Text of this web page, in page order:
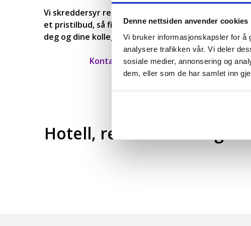
Denne nettsiden anvender cookies
Vi bruker informasjonskapsler for å
analysere trafikken vår. Vi deler
sosiale medier, annonsering og
dem, eller som de har samlet inn
Vi skreddersyr reisen for din gruppe på ønskede
et pristilbud, så finner vi også frem til riktig bosted
deg og dine kolleger.
Kontakt oss nå for en god start på
Hotell, restauranter og